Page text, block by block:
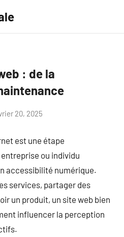
: de la
20, 2025
est une étape
ou individu
accessibilité numérique.
services, partager des
un produit, un site web bien
influencer la perception